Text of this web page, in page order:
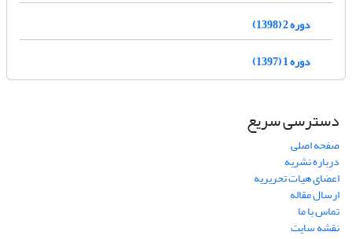
دوره 2 (1398)
دوره 1 (1397)
دسترسی سریع
صفحه اصلی
درباره نشریه
اعضای هیات تحریریه
ارسال مقاله
تماس با ما
نقشه سایت